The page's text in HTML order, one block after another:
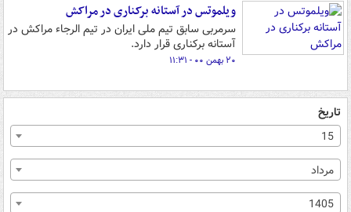
ویلموتس در آستانه برکناری در مراکش
سرمربی سابق تیم ملی ایران در تیم الرجاء مراکش در
آستانه برکناری قرار دارد.
۲۰ بهمن ۰۰ - ۱۱:۳۱
تاریخ
15
مرداد
1405